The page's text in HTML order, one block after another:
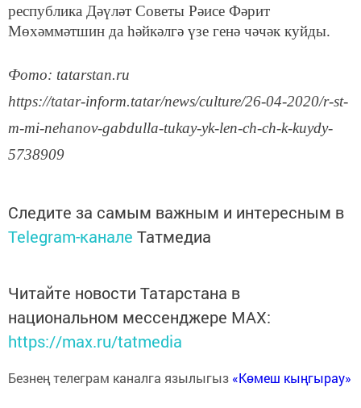
республика Дәүләт Советы Рәисе Фәрит
Мөхәммәтшин да һәйкәлгә үзе генә чәчәк куйды.
Фото: tatarstan.ru
https://tatar-inform.tatar/news/culture/26-04-2020/r-st-
m-mi-nehanov-gabdulla-tukay-yk-len-ch-ch-k-kuydy-
5738909
Следите за самым важным и интересным в
Telegram-канале Татмедиа
Читайте новости Татарстана в
национальном мессенджере MАХ:
https://max.ru/tatmedia
Безнең телеграм каналга язылыгыз «Көмеш кыңгырау»